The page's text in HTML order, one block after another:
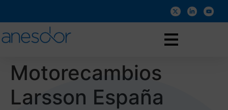
Motorecambios
Larsson España